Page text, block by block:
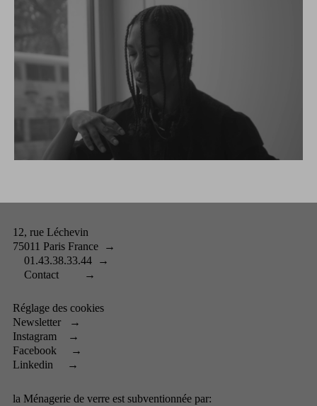
12, rue Léchevin
75011 Paris France →
01.43.38.33.44 →
Contact →
Réglage des cookies
Newsletter →
Instagram →
Facebook →
Linkedin →
la Ménagerie de verre est subventionnée par: